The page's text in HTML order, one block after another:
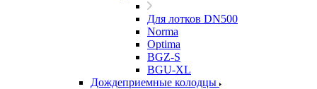
Для лотков DN500
Norma
Optima
BGZ-S
BGU-XL
Дождеприемные колодцы